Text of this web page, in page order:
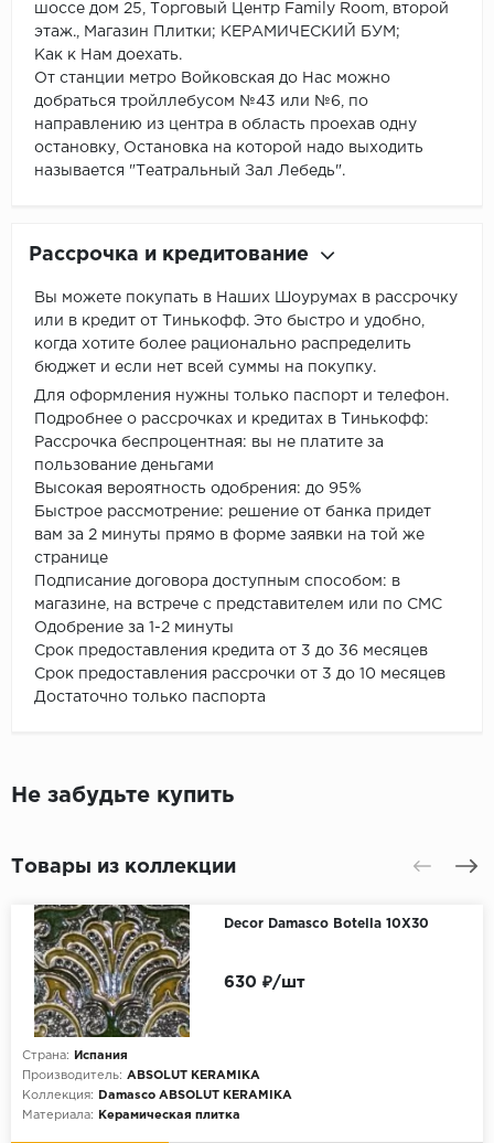
шоссе дом 25, Торговый Центр Family Room, второй
этаж., Магазин Плитки; КЕРАМИЧЕСКИЙ БУМ;
Как к Нам доехать.
От станции метро Войковская до Нас можно
добраться тройллебусом №43 или №6, по
направлению из центра в область проехав одну
остановку, Остановка на которой надо выходить
называется "Театральный Зал Лебедь".
Рассрочка и кредитование
Вы можете покупать в Наших Шоурумах в рассрочку
или в кредит от Тинькофф. Это быстро и удобно,
когда хотите более рационально распределить
бюджет и если нет всей суммы на покупку.
Для оформления нужны только паспорт и телефон.
Подробнее о рассрочках и кредитах в Тинькофф:
Рассрочка беспроцентная: вы не платите за
пользование деньгами
Высокая вероятность одобрения: до 95%
Быстрое рассмотрение: решение от банка придет
вам за 2 минуты прямо в форме заявки на той же
странице
Подписание договора доступным способом: в
магазине, на встрече с представителем или по СМС
Одобрение за 1-2 минуты
Срок предоставления кредита от 3 до 36 месяцев
Срок предоставления рассрочки от 3 до 10 месяцев
Достаточно только паспорта
Не забудьте купить
Товары из коллекции
Decor Damasco Botella 10X30
Страна:
Испания
Производитель: ABSOLUT KERAMIKA
Коллекция:
Damasco ABSOLUT KERAMIKA
Материала:
Керамическая плитка
630 ₽/шт